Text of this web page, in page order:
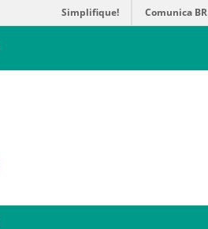
Simplifique! Comunica BR